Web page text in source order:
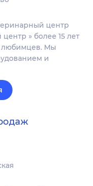
центр
» более 15 лет
любимцев. Мы
и